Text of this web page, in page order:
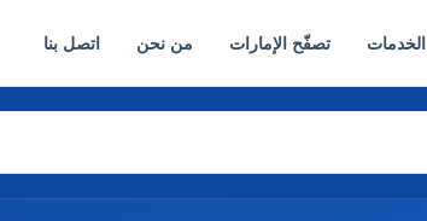
الخدمات تصفّح الإمارات من نحن اتصل بنا